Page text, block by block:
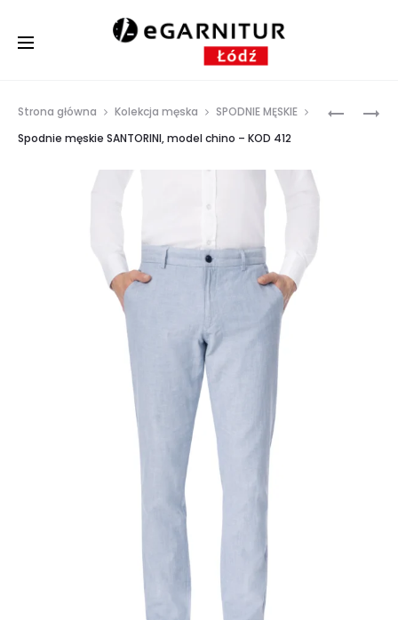
SPODNIE
Strona główna Kolekcja męska
SPODNIE MĘSKIE
Spodnie męskie SANTORINI, model chino – KOD 412